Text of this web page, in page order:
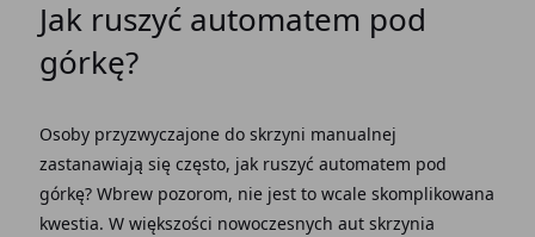
Jak ruszyć automatem pod
górkę?
Osoby przyzwyczajone do skrzyni manualnej
zastanawiają się często, jak ruszyć automatem pod
górkę? Wbrew pozorom, nie jest to wcale skomplikowana
kwestia. W większości nowoczesnych autskrzynia